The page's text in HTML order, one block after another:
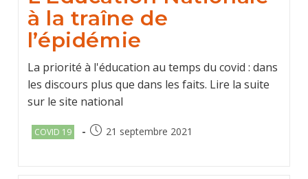
à la traîne de
l’épidémie
La priorité à l'éducation au temps du covid : dans
les discours plus que dans les faits. Lire la suite
sur le site national
Post
COVID 19
Post21 septembre 2021